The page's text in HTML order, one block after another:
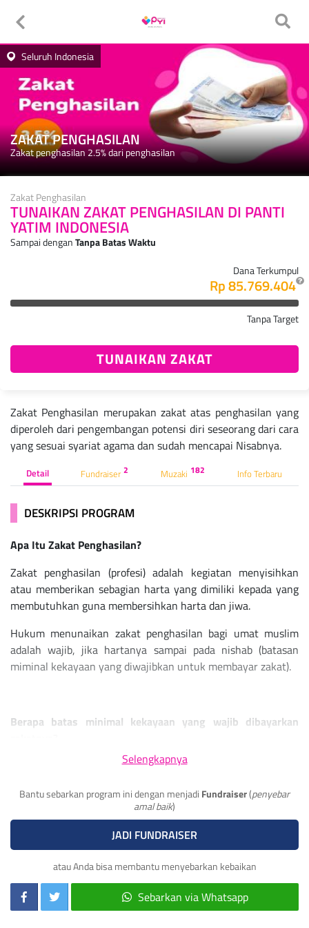
ZAKAT PENGHASILAN
Zakat penghasilan 2.5% dari penghasilan
Seluruh Indonesia
Zakat Penghasilan
TUNAIKAN ZAKAT PENGHASILAN DI PANTI
YATIM INDONESIA
Sampai denganTanpa Batas Waktu
Dana Terkumpul
Rp 85.769.404
Tanpa Target
TUNAIKAN ZAKAT
Zakat Penghasilan merupakan zakat atas penghasilan yang
diperoleh dari pengembangan potensi diri seseorang dari cara
yang sesuai syariat agama dan sudah mencapai Nisabnya.
Detail Fundraiser2 Muzaki 182 Info Terbaru
DESKRIPSI PROGRAM
Apa Itu Zakat Penghasilan?
Zakat penghasilan (profesi) adalah kegiatan menyisihkan
atau memberikan sebagian harta yang dimiliki kepada yang
membutuhkan guna membersihkan harta dan jiwa.
Hukum menunaikan zakat penghasilan bagi umat muslim
adalah wajib, jika hartanya sampai pada nishab (batasan
miminal kekayaan yang diwajibkan untuk membayar zakat).
Berapa batas minimal kekayaan yang wajib dibayarkan
Nishab zakat penghasilan sebesar 85 gram emas per tahun.
1.043.000 per gram, jadi nishab zakatnya,
Rp. 1.043.000 x 85 gram = Rp. 88.655.000
atau kalau kita hitung per bulan menjadi Rp. 7.387.916
Kemana Zakat Disalurkan?
Selengkapnya
Bantu sebarkan program ini dengan menjadi Fundraiser(penyebar
amal baik)
JADI FUNDRAISER
atau Anda bisa membantu menyebarkan kebaikan
Sebarkan via Whatsapp